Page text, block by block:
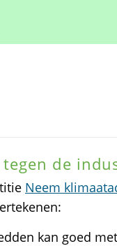
de
Neem
kan goed